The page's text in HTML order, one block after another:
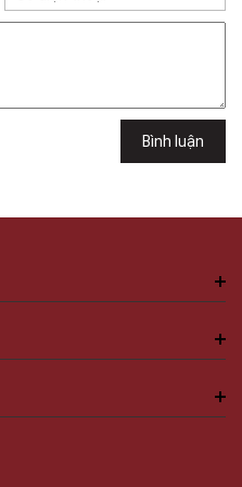
Lưu
TPHCM, Quận Bình Thạnh, Hồ
Bình luận